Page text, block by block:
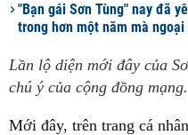
"Bạn gái Sơn Tùng" nay đã
trong hơn một năm mà
Lần lộ diện mới đây của
chú ý của cộng đồng mạng.
Mới đây, trên trang cá